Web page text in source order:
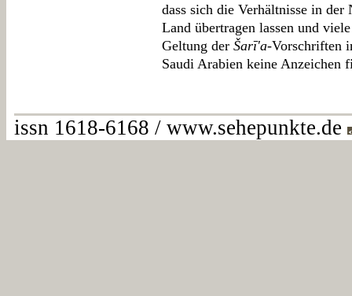
dass sich die Verhältnisse in
Land übertragen lassen und
Geltung der Šarī'a-Vorschriften
Saudi Arabien keine Anzeichen
issn 1618-6168 / www.sehepunkte.de